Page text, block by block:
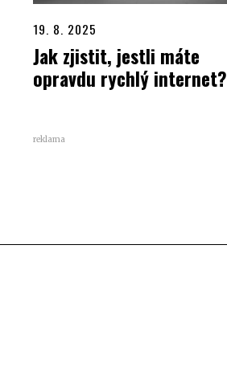
19. 8. 2025
Jak zjistit, jestli máte
opravdu rychlý internet?
reklama